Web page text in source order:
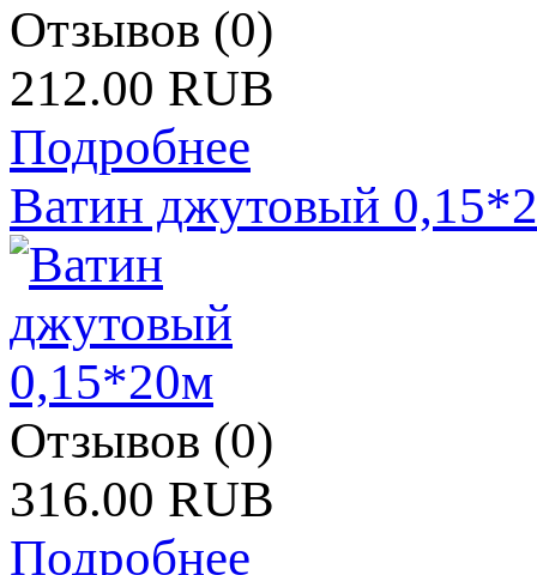
Отзывов (0)
212.00 RUB
Подробнее
Ватин джутовый
Отзывов (0)
316.00 RUB
Подробнее